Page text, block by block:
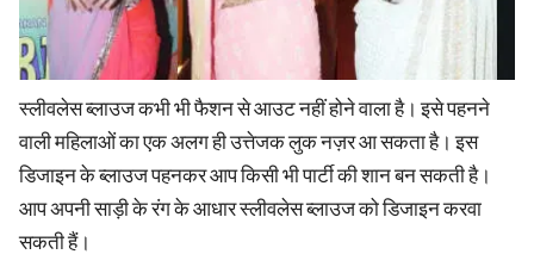
स्लीवलेस ब्लाउज कभी भी फैशन से आउट नहीं होने वाला है। इसे पहनने
वाली महिलाओं का एक अलग ही उत्तेजक लुक नज़र आ सकता है। इस
डिजाइन के ब्लाउज पहनकर आप किसी भी पार्टी की शान बन सकती है।
आप अपनी साड़ी के रंग के आधार स्लीवलेस ब्लाउज को डिजाइन करवा
सकती हैं।